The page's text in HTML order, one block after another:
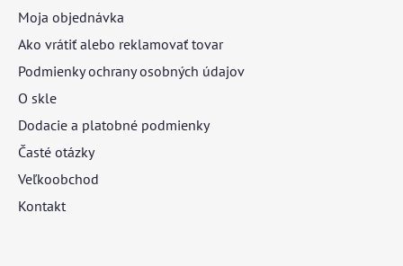
Moja objednávka
Ako vrátiť alebo reklamovať tovar
Podmienky ochrany osobných údajov
O skle
Dodacie a platobné podmienky
Časté otázky
Veľkoobchod
Kontakt